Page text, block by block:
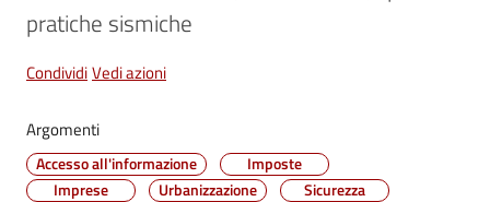
Maggiore
Amministrazione
Trasparente
pratiche sismiche
CondividiVedi azioni
Argomenti
Accesso all'informazione
Imposte
Imprese
Urbanizzazione
Sicurezza